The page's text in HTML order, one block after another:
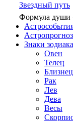
Звездный путь
Формула души
Знаки зодиака
Овен
Телец
Рак
Лев
Дева
Весы